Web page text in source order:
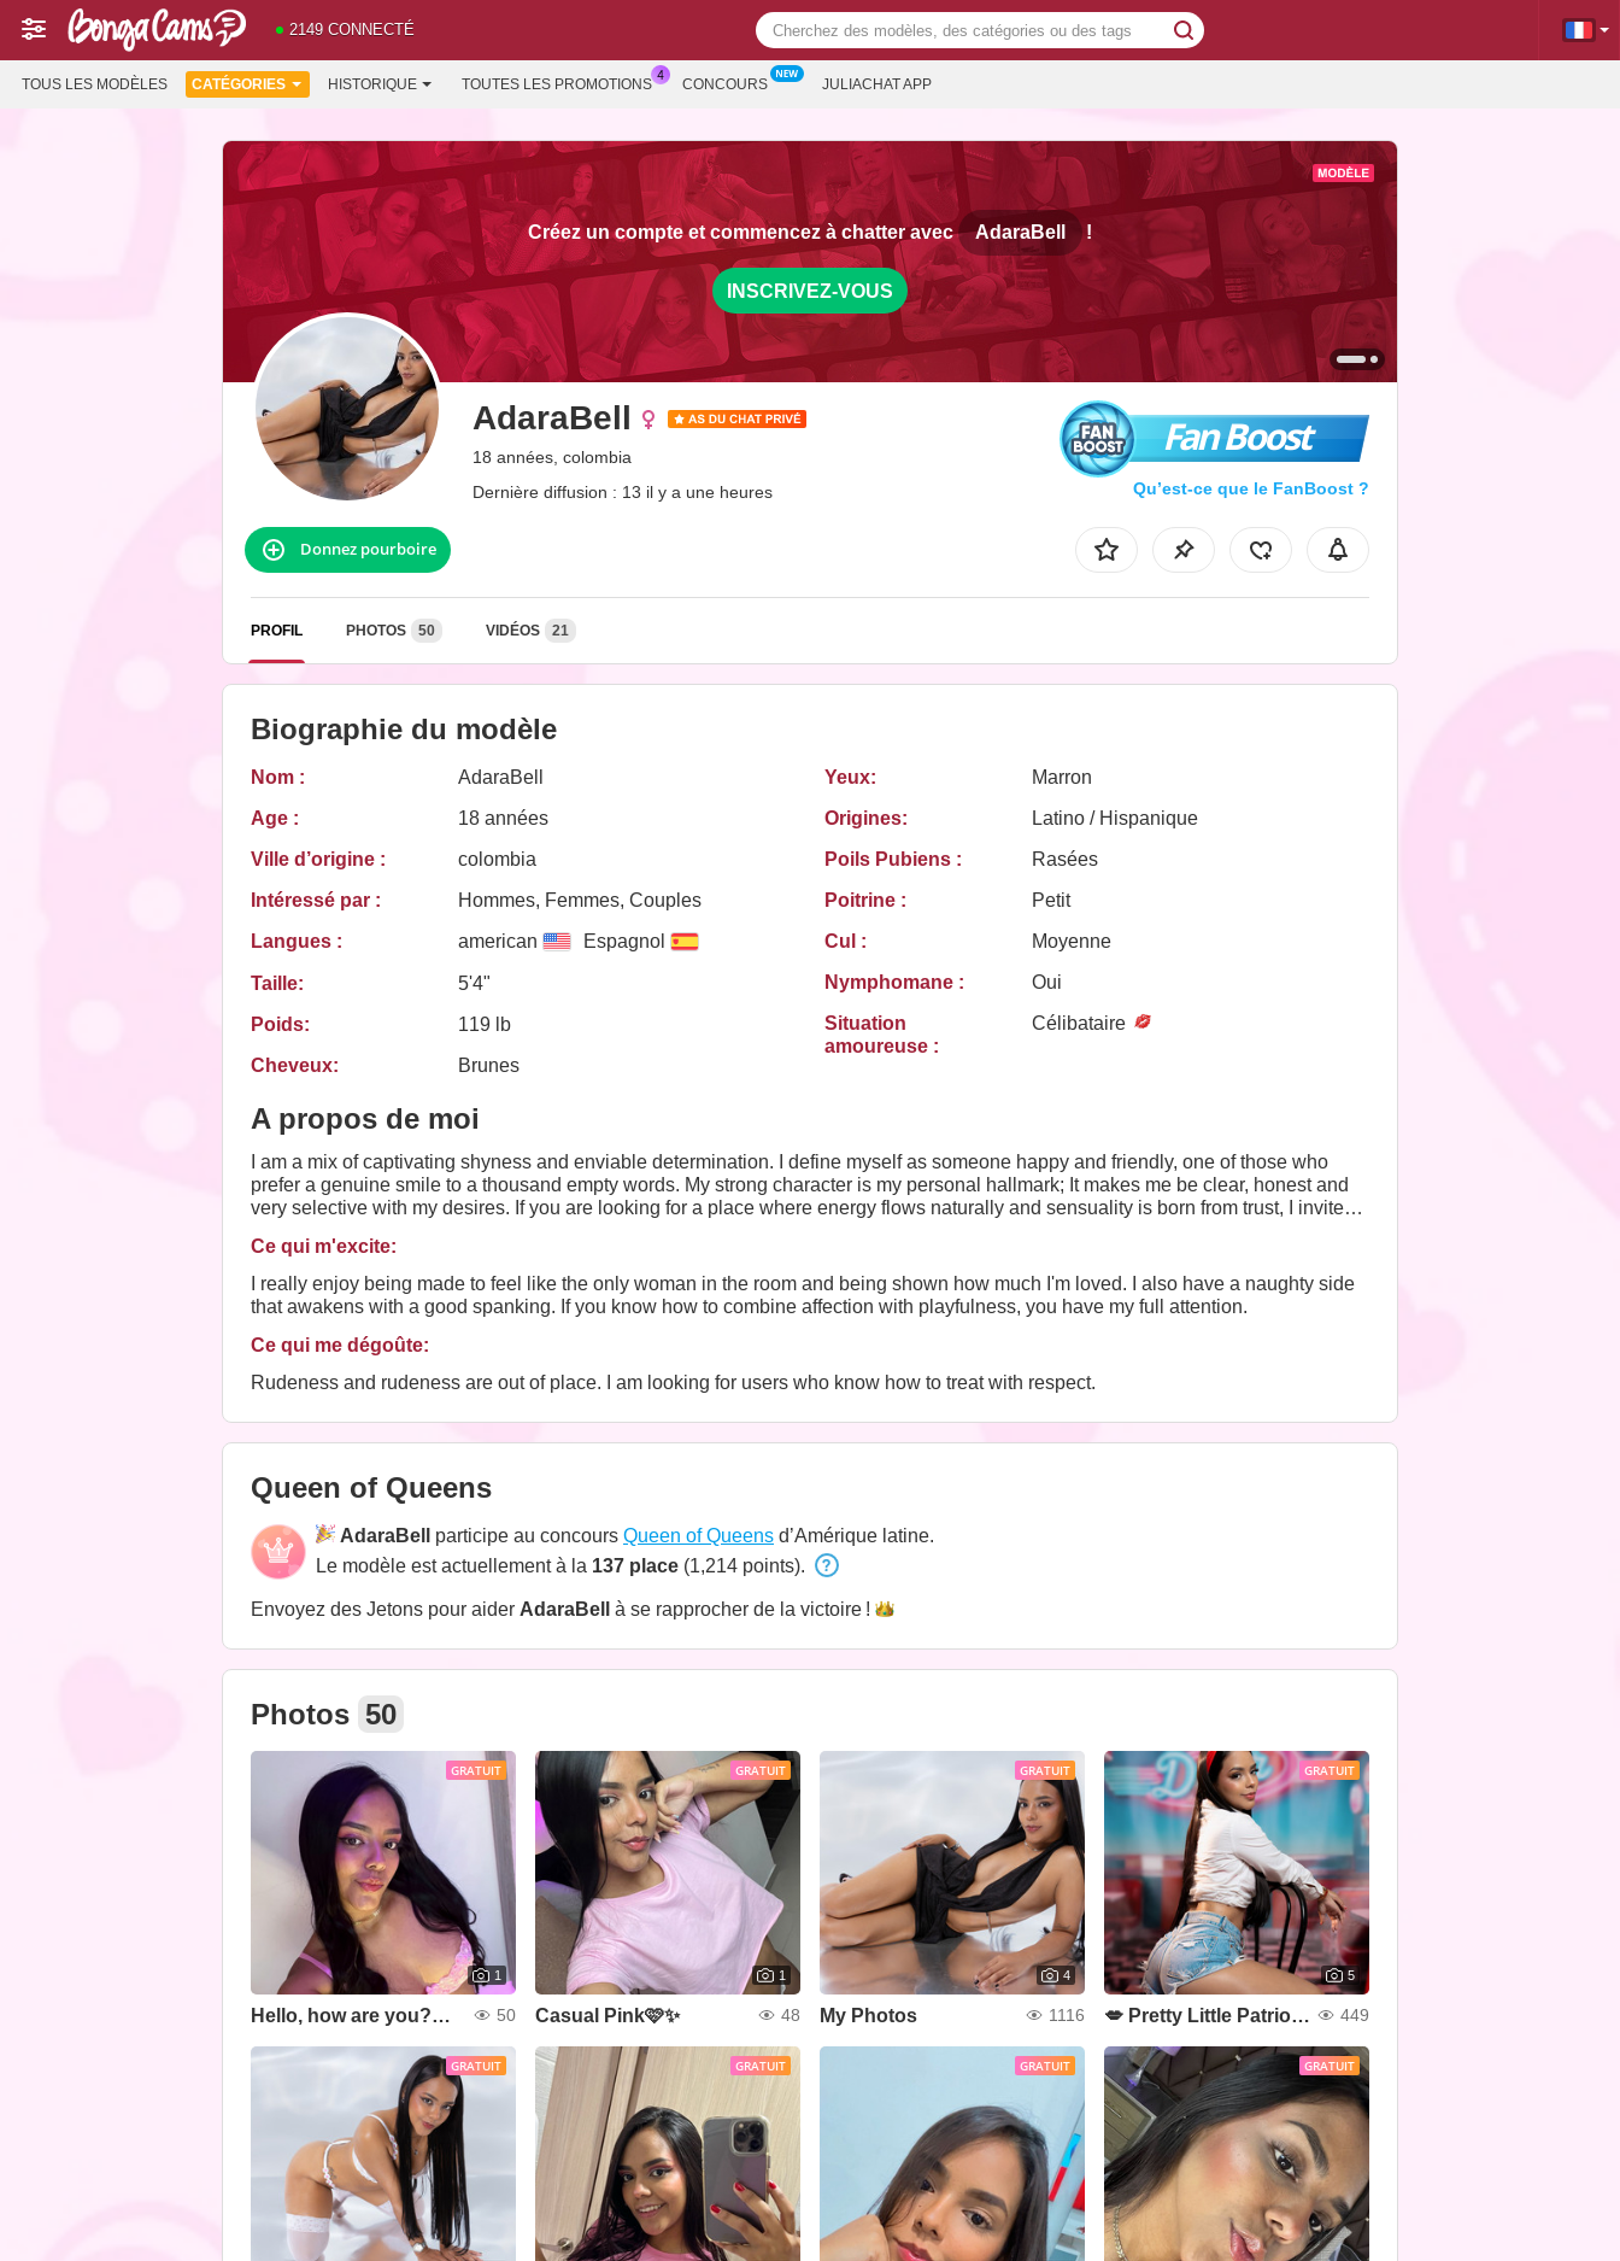
2149 CONNECTÉ
TOUS LES MODÈLES CATÉGORIES HISTORIQUE TOUTES LES PROMOTIONS CONCOURS JULIACHAT APP
Créez un compte et commencez à chatter avec AdaraBell !
INSCRIVEZ-VOUS
AdaraBell
18 années, colombia
Dernière diffusion : 13 il y a une heures
Fan Boost
Qu’est-ce que le FanBoost ?
Donnez pourboire
PROFIL PHOTOS 50 VIDÉOS 21
Biographie du modèle
Nom :
AdaraBell
Age :
18 années
Ville d’origine :
colombia
Intéressé par :
Hommes, Femmes, Couples
Langues :
american Espagnol
Taille:
5'4"
Poids:
119 lb
Cheveux:
Brunes
Yeux:
Marron
Origines:
Latino / Hispanique
Poils Pubiens :
Rasées
Poitrine :
Petit
Cul :
Moyenne
Nymphomane :
Oui
Situation
amoureuse :
Célibataire
A propos de moi
I am a mix of captivating shyness and enviable determination. I define myself as someone happy and friendly, one of those who
prefer a genuine smile to a thousand empty words. My strong character is my personal hallmark; It makes me be clear, honest and
very selective with my desires. If you are looking for a place where energy flows naturally and sensuality is born from trust, I invite
Ce qui m'excite:
I really enjoy being made to feel like the only woman in the room and being shown how much I'm loved. I also have a naughty side
that awakens with a good spanking. If you know how to combine affection with playfulness, you have my full attention.
Ce qui me dégoûte:
Rudeness and rudeness are out of place. I am looking for users who know how to treat with respect.
Queen of Queens
AdaraBell participe au concours Queen of Queens d’Amérique latine.
Le modèle est actuellement à la 137 place (1,214 points).
Envoyez des Jetons pour aider AdaraBell à se rapprocher de la victoire !
Photos 50
GRATUIT
1
Hello, how are you?💞🧸 50
GRATUIT
1
Casual Pink🩷✨ 48
GRATUIT
4
My Photos 1116
GRATUIT
5
💋 Pretty Little Patriot 💙❤🤍✨ 449
GRATUIT GRATUIT GRATUIT GRATUIT